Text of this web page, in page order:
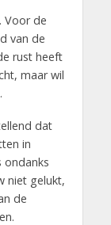
Voor de
van de
rust heeft
maar wil
dat
in
ondanks
niet gelukt,
de